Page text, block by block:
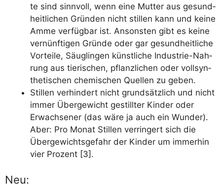
te sind sinn­voll, wenn eine Mut­ter aus gesund­
heit­li­chen Grün­den nicht stil­len kann und kei­ne
Amme ver­füg­bar ist. Ansons­ten gibt es kei­ne
ver­nünf­ti­gen Grün­de oder gar gesund­heit­li­che
Vor­tei­le, Säug­lin­gen künst­li­che Indus­trie-Nah­
rung aus tie­ri­schen, pflanz­li­chen oder voll­syn­
the­ti­schen che­mi­schen Quel­len zu geben.
Stil­len ver­hin­dert nicht grund­sätz­lich und nicht
immer Über­ge­wicht gestill­ter Kin­der oder
Erwach­se­ner (das wäre ja auch ein Wun­der).
Aber: Pro Monat Stil­len ver­rin­gert sich die
Über­ge­wichts­ge­fahr der Kin­der um immer­hin
vier Pro­zent [3].
Neu: